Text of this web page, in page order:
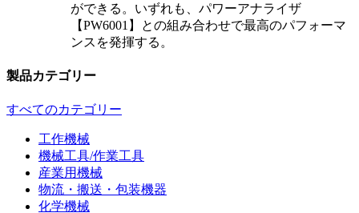
ができる。いずれも、パワーアナライザ
【PW6001】との組み合わせで最高のパフォーマ
ンスを発揮する。
製品カテゴリー
すべてのカテゴリー
工作機械
機械工具/作業工具
産業用機械
物流・搬送・包装機器
化学機械